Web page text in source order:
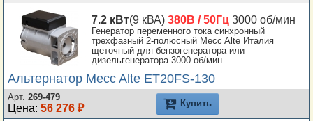
7.2 кВт(9 кВА) 380В / 50Гц 3000 об/мин
Генератор переменного тока синхронный
трехфазный 2-полюсный Mecc Alte Италия
щеточный для бензогенератора или
дизельгенератора 3000 об/мин.
Альтернатор Mecc Alte ET20FS-130
Арт. 269-479
Цена: 56 276 ₽ Купить